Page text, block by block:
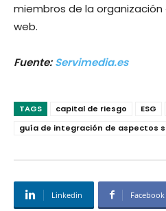
miembros de la
web.
Fuente:Servimedia.es
TAGS capital de riesgo ESG
guía de integración de aspectos
Linkedin Facebook